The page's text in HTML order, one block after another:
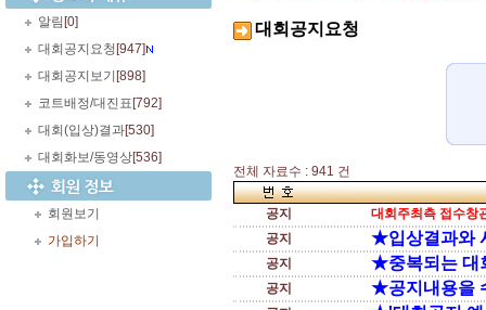
알림 [0]
대회공지요청 [947]
대회공지보기 [898]
코트배정/대진표 [792]
대회(입상)결과[530]
대회화보/동영상[536]
회원보기
가입하기
대회공지요청
전체 자료수 : 941 건
공지
대회주최측 접수창
공지
★입상결과와
공지 ★중복되는 대
공지 ★공지내용을